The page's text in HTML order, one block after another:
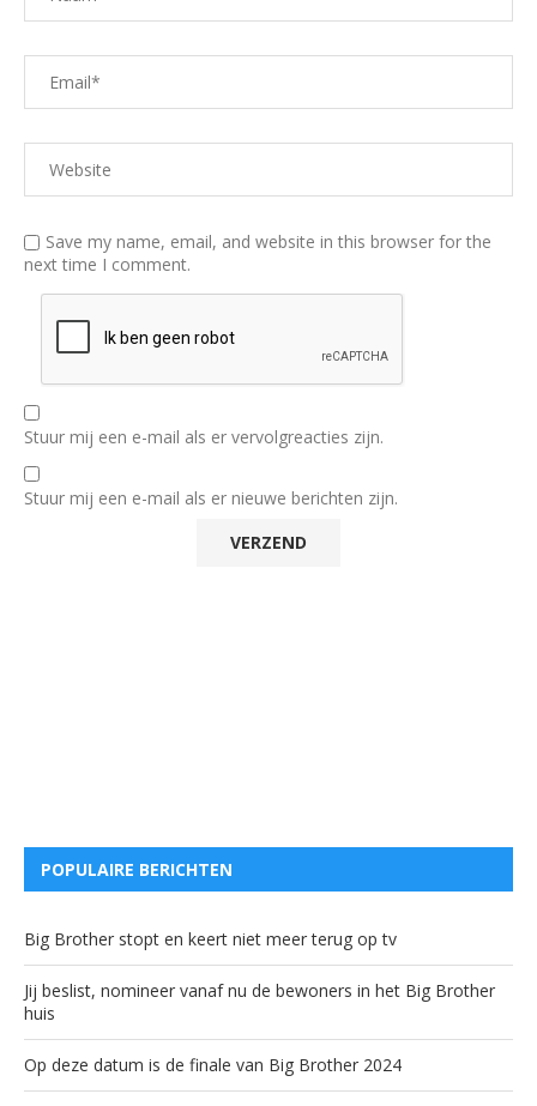
Save my name, email, and website in this browser for the
next time I comment.
Stuur mij een e-mail als er vervolgreacties zijn.
Stuur mij een e-mail als er nieuwe berichten zijn.
POPULAIRE BERICHTEN
Big Brother stopt en keert niet meer terug op tv
Jij beslist, nomineer vanaf nu de bewoners in het Big Brother
huis
Op deze datum is de finale van Big Brother 2024